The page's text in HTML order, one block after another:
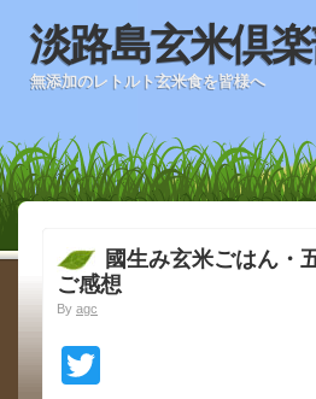
淡路島玄米倶
無添加のレトルト玄米食を皆様へ
國生み玄米ごはん・
ご感想
By agc